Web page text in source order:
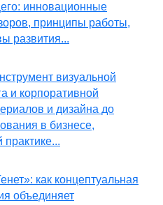
инновационные
принципы работы,
развития...
визуальной
и корпоративной
и дизайна до
в бизнесе,
как концептуальная
объединяет